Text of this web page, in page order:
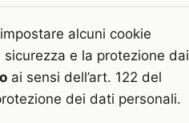
alcuni cookie
sicurezza e la protezione dai
ai sensi dell’art. 122 del
dei dati personali.